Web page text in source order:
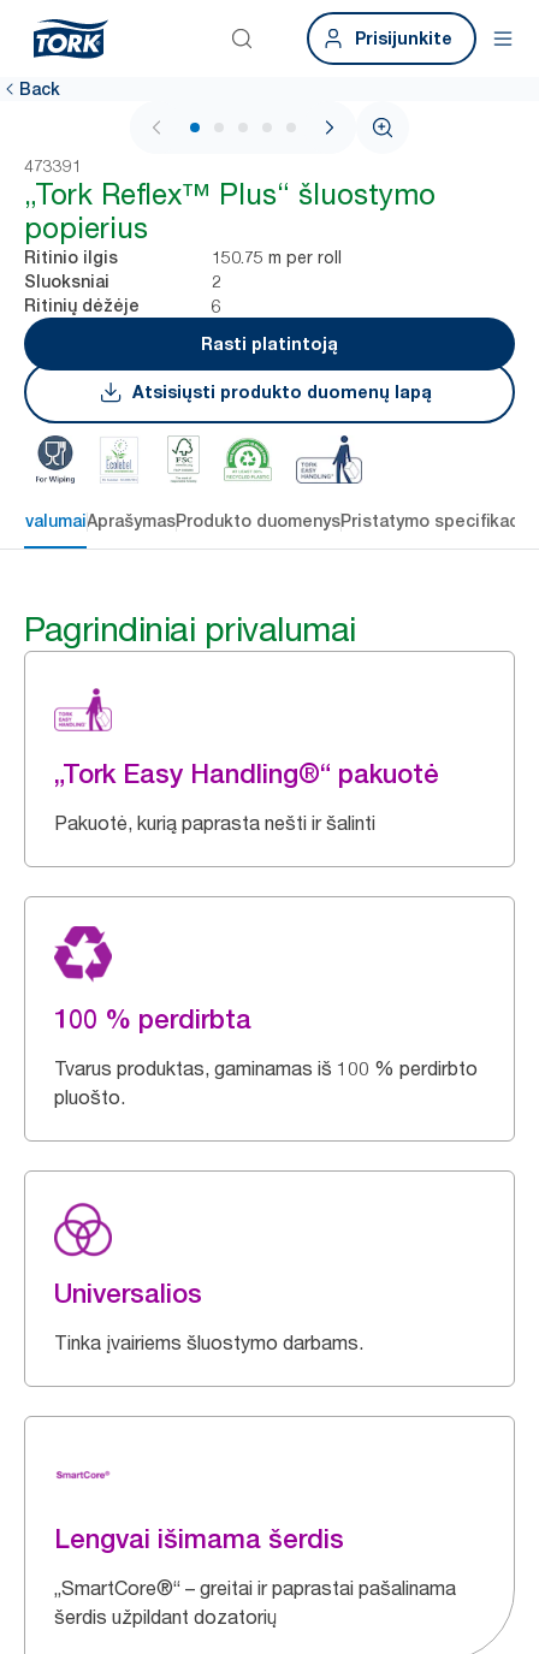
Prisijunkite
Back
1 / 6
473391
„Tork Reflex™ Plus“ šluostymo
popierius
Ritinio ilgis 150.75 m per roll
Sluoksniai 2
Ritinių dėžėje
6
Rasti platintoją
Atsisiųsti produkto duomenų lapą
AprašymasProdukto duomenysPristatymo
Pagrindiniai privalumai
„Tork Easy Handling®“ pakuotė
Pakuotė, kurią paprasta nešti ir šalinti
100 % perdirbta
Tvarus produktas, gaminamas iš 100 % perdirbto
pluošto.
Universalios
Tinka įvairiems šluostymo darbams.
Lengvai išimama šerdis
„SmartCore®“ – greitai ir paprastai pašalinama
šerdis užpildant dozatorių